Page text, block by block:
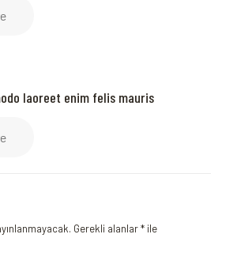
laoreet enim felis mauris
Gerekli alanlar* ile